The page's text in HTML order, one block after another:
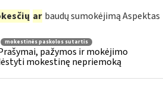
ar baudų sumokėjimą Aspektas
mokestinės paskolos sutartis
pažymos ir mokėjimo
mokestinę nepriemoką